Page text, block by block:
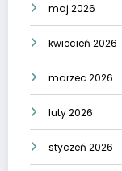
maj 2026
kwiecień 2026
marzec 2026
luty 2026
styczeń 2026